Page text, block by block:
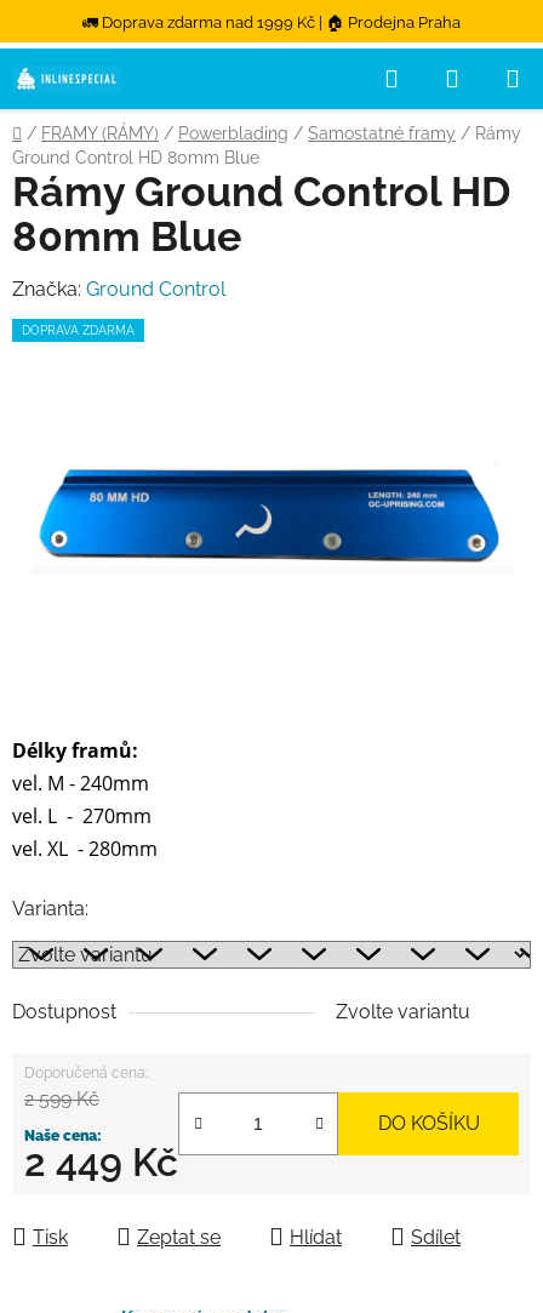
🚛 Doprava zdarma nad 1999 Kč | 🏠 Prodejna Praha
Přejít na obsah
Hledat
Domů
/ FRAMY (RÁMY) / Powerblading / Samostatné framy / Rámy
Ground Control HD 80mm Blue
Délky framů:
vel. M - 240mm
vel. L - 270mm
vel. XL - 280mm
Varianta:
Dostupnost Zvolte variantu
2 599 Kč
2 449 Kč
DO KOŠÍKU
Tisk Zeptat se Hlídat Sdílet
Rámy Ground Control HD
80mm Blue
Značka: Ground Control
DOPRAVA ZDARMA